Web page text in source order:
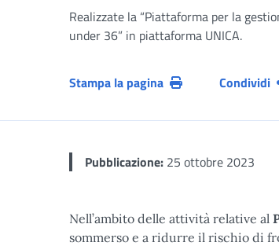
Realizzate la “Piattaforma per la
under 36” in piattaforma UNICA.
Stampa la pagina Condividi
Pubblicazione: 25 ottobre 2023
Nell’ambito delle attività relative al
sommerso e a ridurre il rischio di